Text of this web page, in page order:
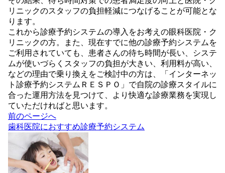
リニックのスタッフの負担軽減につなげることが可能とな
ります。
これから診療予約システムの導入をお考えの眼科医院・ク
リニックの方。また、現在すでに他の診療予約システムを
ご利用されていても、患者さんの待ち時間が長い、システ
ムが使いづらくスタッフの負担が大きい、利用料が高い、
などの理由で乗り換えをご検討中の方は、「インターネッ
ト診療予約システムＲＥＳＰＯ」で自院の診療スタイルに
合った運用方法を見つけて、より快適な診療業務を実現し
ていただければと思います。
投
稿
ゲ
ー
前のページへ
歯科医院におすすめ診療予約システム